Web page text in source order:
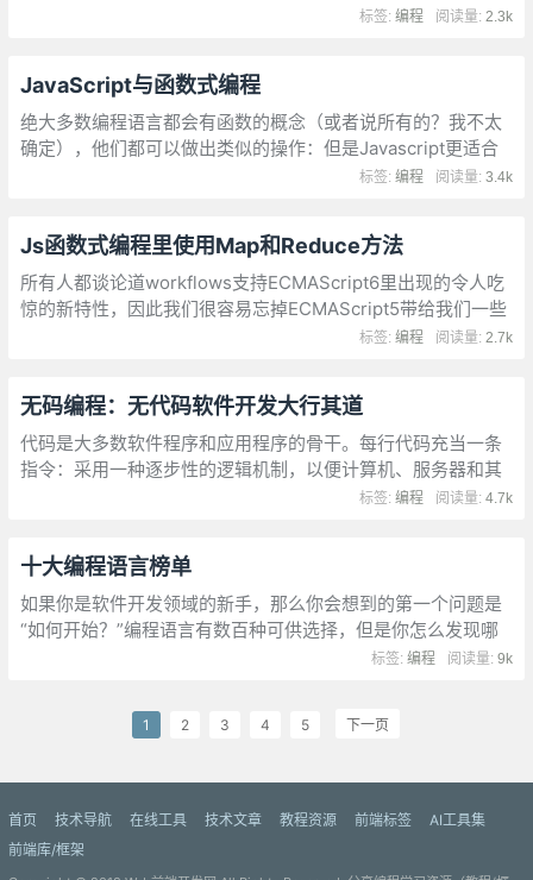
如果一定要找一个词来形容的话，我觉得那是——愉悦。
阅读量: 2.3k
标签:编程
JavaScript与函数式编程
绝大多数编程语言都会有函数的概念（或者说所有的？我不太
确定），他们都可以做出类似的操作：但是Javascript更适合
函数式编程，因为函数对于js来说，是一等公民。
阅读量:3.4k
标签:编程
Js函数式编程里使用Map和Reduce方法
所有人都谈论道workflows支持ECMAScript6里出现的令人吃
惊的新特性，因此我们很容易忘掉ECMAScript5带给我们一些
很棒的工具方法来支持在JavaScript里进行函数编程
阅读量: 2.7k
标签:编程
无码编程：无代码软件开发大行其道
代码是大多数软件程序和应用程序的骨干。每行代码充当一条
指令：采用一种逐步性的逻辑机制，以便计算机、服务器和其
他机器执行操作。想创建那些指令，就要知道如何编写代码，
阅读量:4.7k
标签:编程
十大编程语言榜单
如果你是软件开发领域的新手，那么你会想到的第一个问题是
“如何开始？”编程语言有数百种可供选择，但是你怎么发现哪
个最适合你，你的兴趣和职业目标又在哪里呢？选择最佳编程
阅读量:9k
标签:编程
1 2 3 4 5 下一页
首页 技术导航 在线工具 技术文章 教程资源 前端标签
AI工具集
前端库/框架